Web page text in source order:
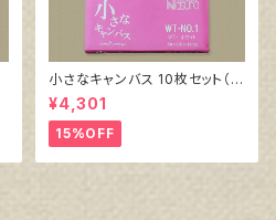
小さなキャンバス 10枚セット（ホ
ワイト塗りキャンバス張り）
¥4,301
15%OFF